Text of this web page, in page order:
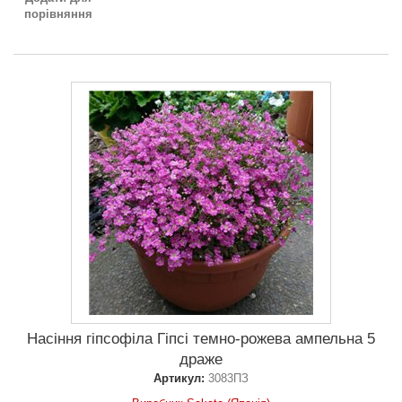
порівняння
Насіння гіпсофіла Гіпсі темно-рожева ампельна 5
драже
Артикул: 3083ПЗ